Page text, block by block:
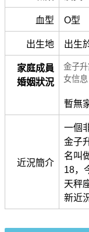
血型 O型
出生地 出生
家庭成員
婚姻狀況
金子
女信息
暫無
近況簡介
一個
金子
名叫
18，
天秤
新近